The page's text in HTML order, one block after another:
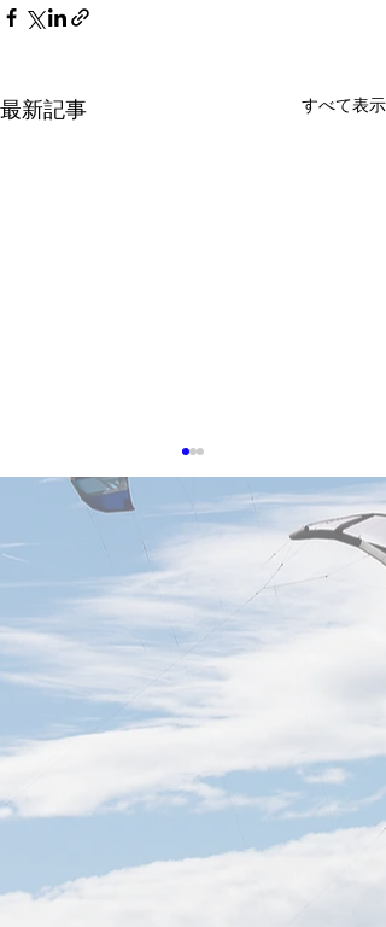
最新記事 すべて表示
備、穎崴Winway、CSP、
台湾電子部品輸出
感謝。参考にした出典は下記
に記載しています。 半導体設
備、AI需要で超循環 日付
2026年8月6日 AIチップ需要
と米中双方の半導体投資拡大
を背景に、台湾の研華、凌
華、融程電などが半導体製造
す。研華は世界半導体装置大
手10社中7～8社を顧客化し、
半導体関連売上は全体の15～
16％。2026年の世界半導体
装置投資は1,659億米ドルと